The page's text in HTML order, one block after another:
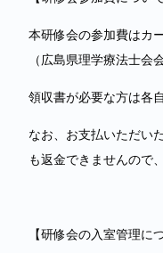
本研修会の参加費はカ
（広島県理学療法士会
領収書が必要な方は各
なお、お支払いただい
も返金できませんので
【研修会の入室管理に